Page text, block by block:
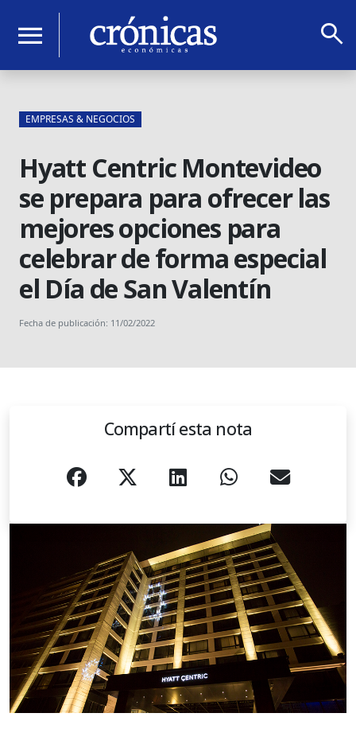
menu search
EMPRESAS & NEGOCIOS
Hyatt Centric Montevideo
se prepara para ofrecer las
mejores opciones para
celebrar de forma especial
el Día de San Valentín
Fecha de publicación: 11/02/2022
Compartí esta nota